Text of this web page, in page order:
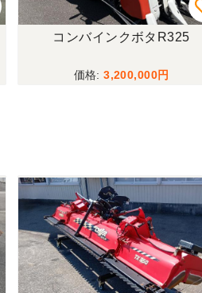
コンバインクボタR325
3,200,000